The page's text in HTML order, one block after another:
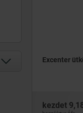
Excenter
kezdet